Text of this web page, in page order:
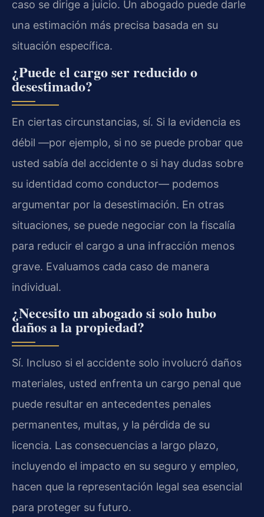
caso se dirige a juicio. Un abogado puede darle
una estimación más precisa basada en su
situación específica.
¿Puede el cargo ser reducido o
desestimado?
En ciertas circunstancias, sí. Si la evidencia es
débil —por ejemplo, si no se puede probar que
usted sabía del accidente o si hay dudas sobre
su identidad como conductor— podemos
argumentar por la desestimación. En otras
situaciones, se puede negociar con la fiscalía
para reducir el cargo a una infracción menos
grave. Evaluamos cada caso de manera
individual.
¿Necesito un abogado si solo hubo
daños a la propiedad?
Sí. Incluso si el accidente solo involucró daños
materiales, usted enfrenta un cargo penal que
puede resultar en antecedentes penales
permanentes, multas, y la pérdida de su
licencia. Las consecuencias a largo plazo,
incluyendo el impacto en su seguro y empleo,
hacen que la representación legal sea esencial
para proteger su futuro.